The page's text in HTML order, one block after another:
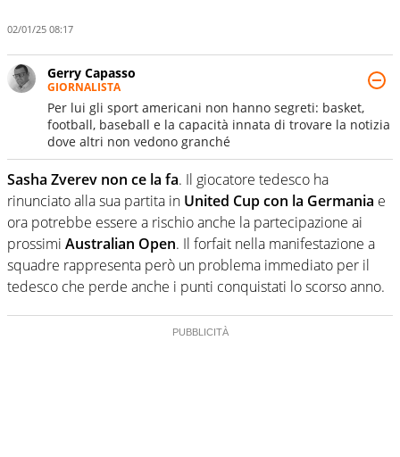
02/01/25 08:17
Gerry Capasso
GIORNALISTA
Per lui gli sport americani non hanno segreti: basket,
football, baseball e la capacità innata di trovare la notizia
dove altri non vedono granché
Sasha Zverev non ce la fa. Il giocatore tedesco ha
rinunciato alla sua partita in United Cup con la Germania e
ora potrebbe essere a rischio anche la partecipazione ai
prossimi Australian Open. Il forfait nella manifestazione a
squadre rappresenta però un problema immediato per il
tedesco che perde anche i punti conquistati lo scorso anno.